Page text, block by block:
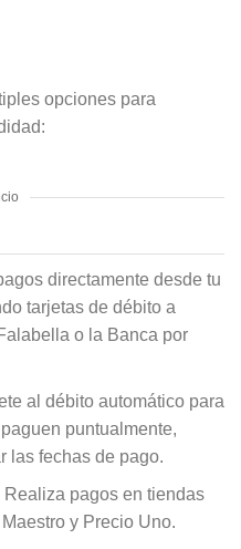
opciones para
directamente desde tu
tarjetas de débito a
o la Banca por
al débito automático para
puntualmente,
las fechas de pago.
pagos en tiendas
y Precio Uno.